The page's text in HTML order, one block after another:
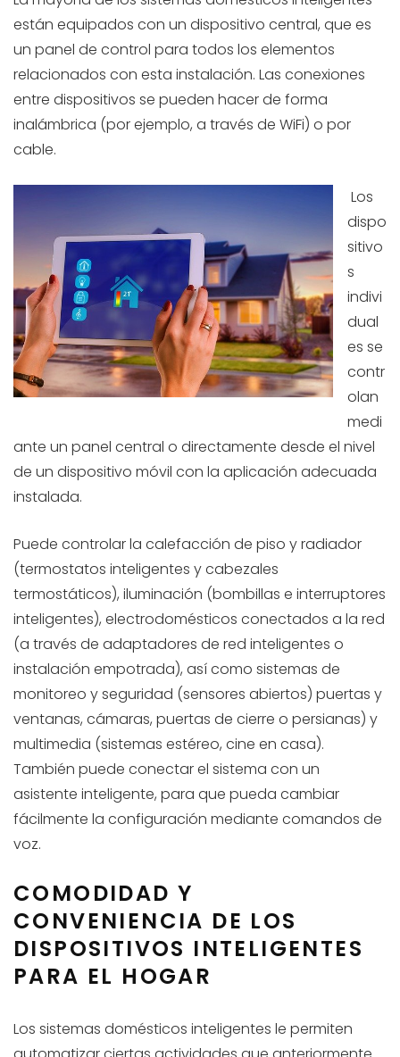
están equipados con un dispositivo central, que es
un panel de control para todos los elementos
relacionados con esta instalación. Las conexiones
entre dispositivos se pueden hacer de forma
inalámbrica (por ejemplo, a través de WiFi) o por
cable.
Los
dispo
sitivo
s
indivi
dual
es se
contr
olan
medi
ante un panel central o directamente desde el nivel
de un dispositivo móvil con la aplicación adecuada
instalada.
Puede controlar la calefacción de piso y radiador
(termostatos inteligentes y cabezales
termostáticos), iluminación (bombillas e interruptores
inteligentes), electrodomésticos conectados a la red
(a través de adaptadores de red inteligentes o
instalación empotrada), así como sistemas de
monitoreo y seguridad (sensores abiertos) puertas y
ventanas, cámaras, puertas de cierre o persianas) y
multimedia (sistemas estéreo, cine en casa).
También puede conectar el sistema con un
asistente inteligente, para que pueda cambiar
fácilmente la configuración mediante comandos de
voz.
COMODIDAD Y
CONVENIENCIA DE LOS
DISPOSITIVOS INTELIGENTES
PARA EL HOGAR
Los sistemas domésticos inteligentes le permiten